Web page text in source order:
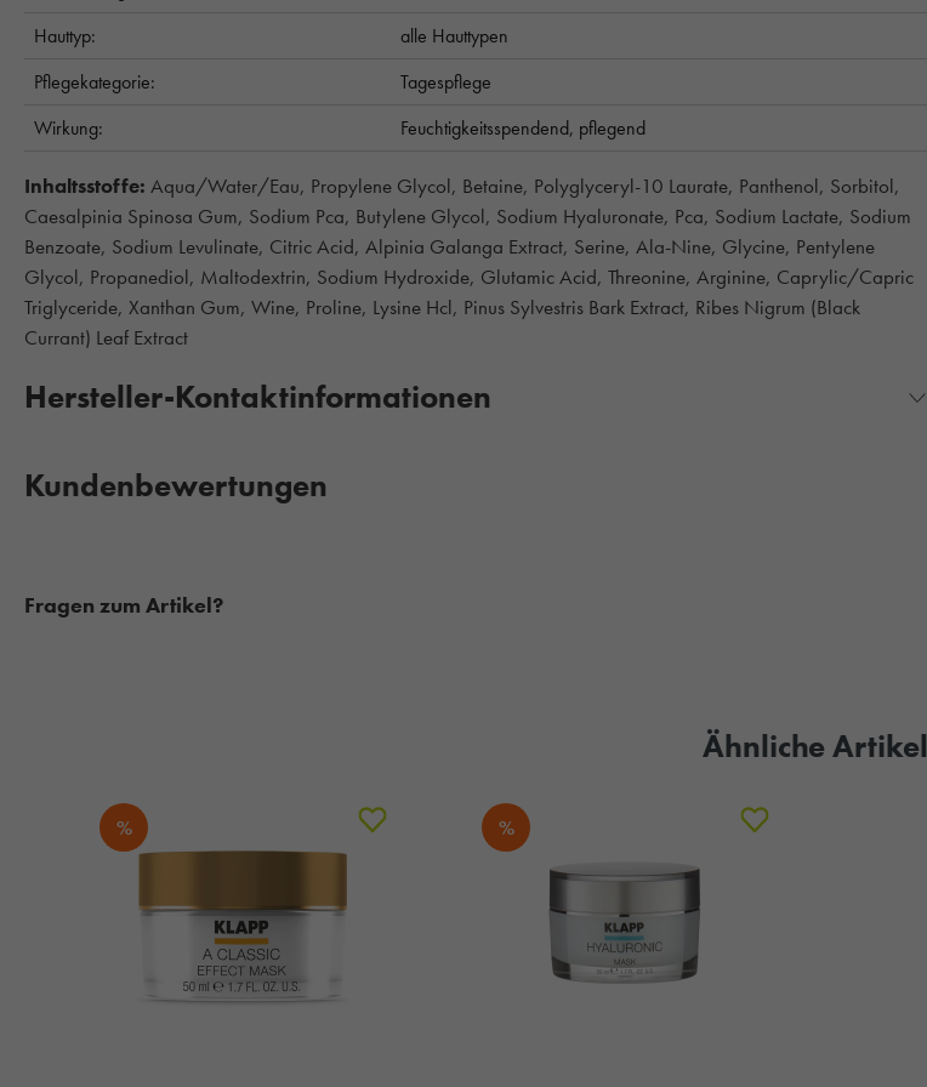
Hauttyp:
alle Hauttypen
Pflegekategorie:
Tagespflege
Wirkung:
Feuchtigkeitsspendend, pflegend
Inhaltsstoffe: Aqua/Water/Eau, Propylene Glycol, Betaine, Polyglyceryl-10 Laurate, Panthenol, Sorbitol,
Caesalpinia Spinosa Gum, Sodium Pca, Butylene Glycol, Sodium Hyaluronate, Pca, Sodium Lactate, Sodium
Benzoate, Sodium Levulinate, Citric Acid, Alpinia Galanga Extract, Serine, Ala-Nine, Glycine, Pentylene
Glycol, Propanediol, Maltodextrin, Sodium Hydroxide, Glutamic Acid, Threonine, Arginine, Caprylic/Capric
Triglyceride, Xanthan Gum, Wine, Proline, Lysine Hcl, Pinus Sylvestris Bark Extract, Ribes Nigrum (Black
Currant) Leaf Extract
Hersteller-Kontaktinformationen
Kundenbewertungen
Fragen zum Artikel?
Ähnliche Artikel
% %